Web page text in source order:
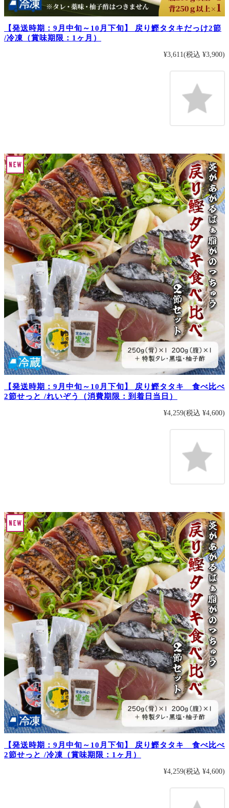
【発送時期：9月中旬～10月下旬】 戻り鰹タタキだっけ2節
/冷凍（賞味期限：1ヶ月）
¥3,611(税込 ¥3,900)
【発送時期：9月中旬～10月下旬】 戻り鰹タタキ 食べ比べ
2節せっと /れいぞう（消費期限：到着日当日）
¥4,259(税込 ¥4,600)
【発送時期：9月中旬～10月下旬】 戻り鰹タタキ 食べ比べ
2節せっと /冷凍（賞味期限：1ヶ月）
¥4,259(税込 ¥4,600)